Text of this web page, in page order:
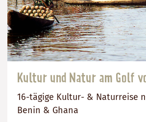
Kultur und Natur am Golf
16-tägige Kultur- & Naturreise
Benin & Ghana